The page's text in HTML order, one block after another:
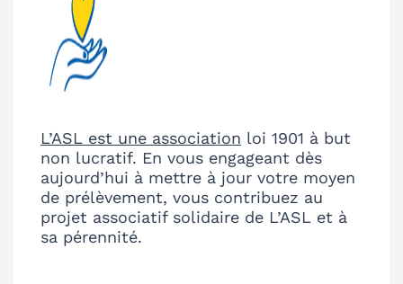
L’ASL est une association loi 1901 à but
non lucratif. En vous engageant dès
aujourd’hui à mettre à jour votre moyen
de prélèvement, vous contribuez au
projet associatif solidaire de L’ASL et à
sa pérennité.